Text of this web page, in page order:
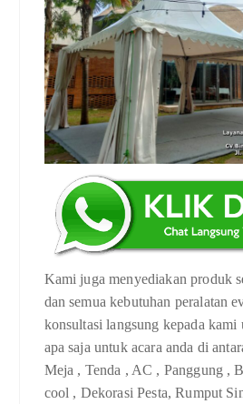
Kami juga menyediakan produk
dan semua kebutuhan peralatan
konsultasi langsung kepada kami
apa saja untuk acara anda di
Meja , Tenda , AC , Panggung ,
cool , Dekorasi Pesta, Rumput